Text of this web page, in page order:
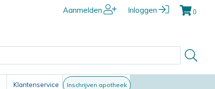
Aanmelden Inloggen 0
Klantenservice Inschrijven apotheek